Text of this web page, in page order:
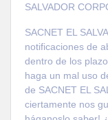
SALVADOR
SACNET EL
notificaciones de
dentro de los
haga un mal uso
de SACNET EL
ciertamente nos